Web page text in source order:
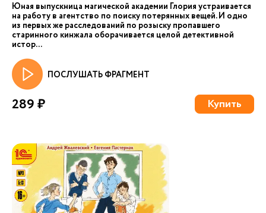
Юная выпускница магической академии Глория устраивается
на работу в агентство по поиску потерянных вещей. И одно
из первых же расследований по розыску пропавшего
старинного кинжала оборачивается целой детективной
истор...
ПОСЛУШАТЬ ФРАГМЕНТ
289 ₽ Купить